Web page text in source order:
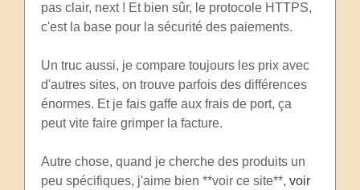
pas clair, next ! Et bien sûr, le protocole HTTPS,
c'est la base pour la sécurité des paiements.
Un truc aussi, je compare toujours les prix avec
d'autres sites, on trouve parfois des différences
énormes. Et je fais gaffe aux frais de port, ça
peut vite faire grimper la facture.
Autre chose, quand je cherche des produits un
peu spécifiques, j'aime bien **voir ce site**, voir